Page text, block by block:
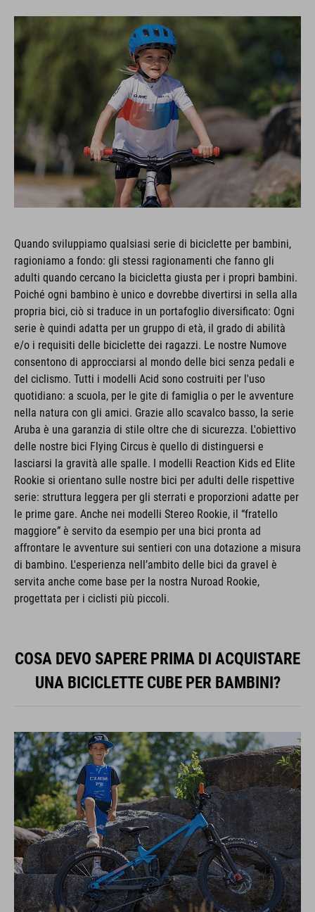
Quando sviluppiamo qualsiasi serie di biciclette per bambini,
ragioniamo a fondo: gli stessi ragionamenti che fanno gli
adulti quando cercano la bicicletta giusta per i propri bambini.
Poiché ogni bambino è unico e dovrebbe divertirsi in sella alla
propria bici, ciò si traduce in un portafoglio diversificato: Ogni
serie è quindi adatta per un gruppo di età, il grado di abilità
e/o i requisiti delle biciclette dei ragazzi. Le nostre Numove
consentono di approcciarsi al mondo delle bici senza pedali e
del ciclismo. Tutti i modelli Acid sono costruiti per l'uso
quotidiano: a scuola, per le gite di famiglia o per le avventure
nella natura con gli amici. Grazie allo scavalco basso, la serie
Aruba è una garanzia di stile oltre che di sicurezza. L'obiettivo
delle nostre bici Flying Circus è quello di distinguersi e
lasciarsi la gravità alle spalle. I modelli Reaction Kids ed Elite
Rookie si orientano sulle nostre bici per adulti delle rispettive
serie: struttura leggera per gli sterrati e proporzioni adatte per
le prime gare. Anche nei modelli Stereo Rookie, il “fratello
maggiore” è servito da esempio per una bici pronta ad
affrontare le avventure sui sentieri con una dotazione a misura
di bambino. L'esperienza nell’ambito delle bici da gravel è
servita anche come base per la nostra Nuroad Rookie,
progettata per i ciclisti più piccoli.
COSA DEVO SAPERE PRIMA DI ACQUISTARE
UNA BICICLETTE CUBE PER BAMBINI?